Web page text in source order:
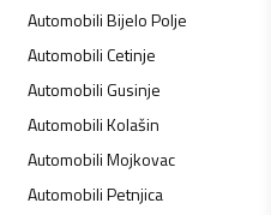
AutomobiliBijelo Polje
AutomobiliCetinje
AutomobiliGusinje
AutomobiliKolašin
AutomobiliMojkovac
AutomobiliPetnjica